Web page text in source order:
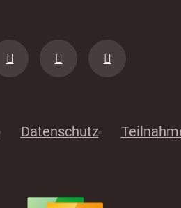
Datenschutz